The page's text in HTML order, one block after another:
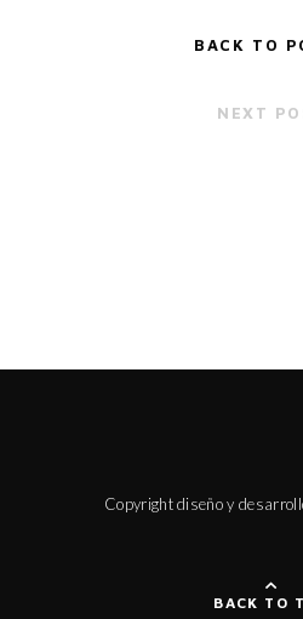
BACK TO
NEXT
Copyright diseño y
BACK TO